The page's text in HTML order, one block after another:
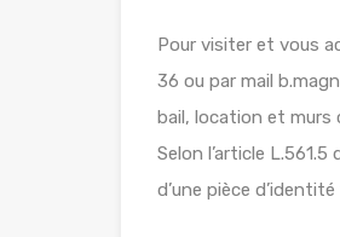
Pour visiter et vous
36 ou par mail
bail, location et murs
Selon l’article
d’une pièce